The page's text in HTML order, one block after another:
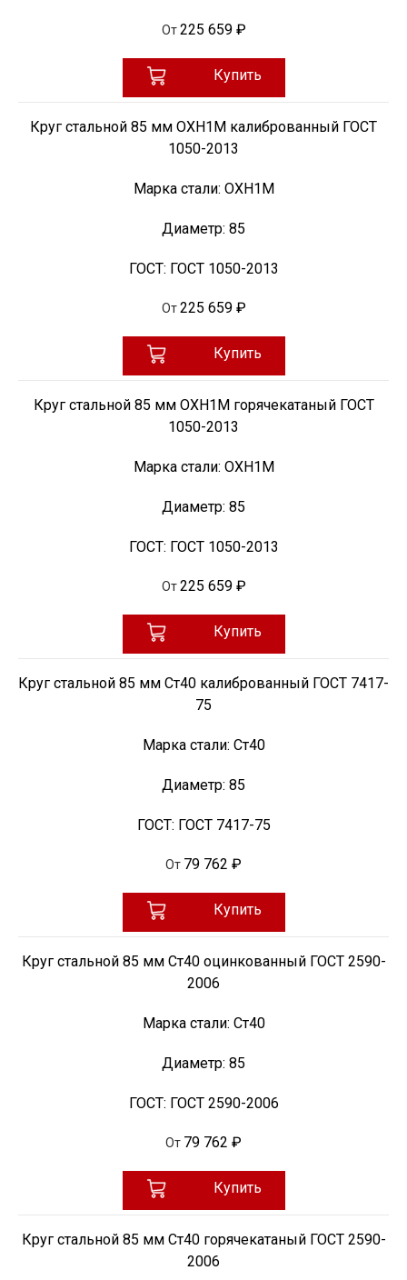
От 225 659 ₽
Купить
Круг стальной 85 мм ОХН1М калиброванный ГОСТ
1050-2013
Марка стали: ОХН1М
Диаметр: 85
ГОСТ: ГОСТ 1050-2013
От 225 659 ₽
Купить
Круг стальной 85 мм ОХН1М горячекатаный ГОСТ
1050-2013
Марка стали: ОХН1М
Диаметр: 85
ГОСТ: ГОСТ 1050-2013
От 225 659 ₽
Купить
Круг стальной 85 мм Ст40 калиброванный ГОСТ 7417-
75
Марка стали: Ст40
Диаметр: 85
ГОСТ: ГОСТ 7417-75
От 79 762 ₽
Купить
Круг стальной 85 мм Ст40 оцинкованный ГОСТ 2590-
2006
Марка стали: Ст40
Диаметр: 85
ГОСТ: ГОСТ 2590-2006
От 79 762 ₽
Купить
Круг стальной 85 мм Ст40 горячекатаный ГОСТ 2590-
2006